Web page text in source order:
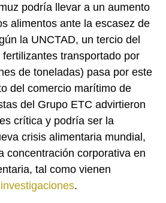
podría llevar a un aumento
alimentos ante la escasez de
la UNCTAD, un tercio del
transportado por
de toneladas) pasa por este
del comercio marítimo de
del Grupo ETC advirtieron
crítica y podría ser la
crisis alimentaria mundial,
concentración corporativa en
tal como vienen
investigaciones.